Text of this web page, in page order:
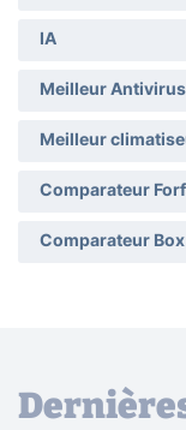
IA
Meilleur Antivirus
Meilleur
Comparateur
Comparateur